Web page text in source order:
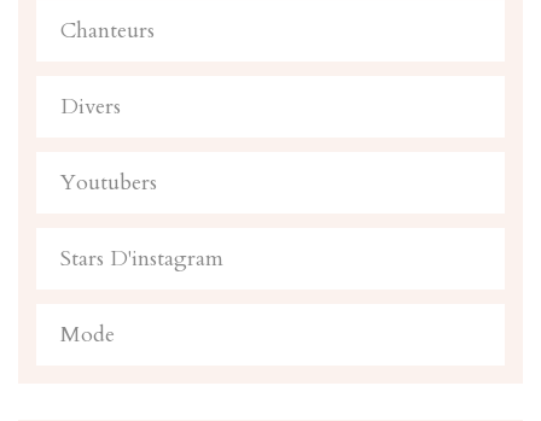
Chanteurs
Divers
Youtubers
Stars D'instagram
Mode